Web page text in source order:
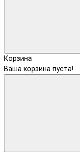
Корзина
Ваша корзина пуста!